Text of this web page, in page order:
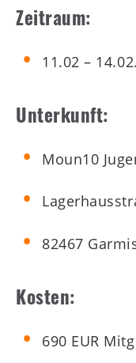
Zeitraum:
11.02 –
Unterkunft:
Moun10
82467
Kosten:
690 EUR